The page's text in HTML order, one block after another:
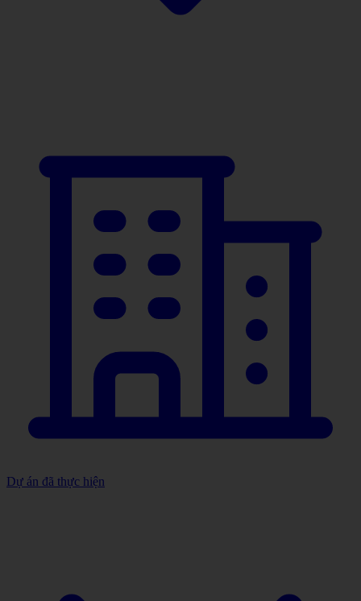
Dự án đã thực hiện